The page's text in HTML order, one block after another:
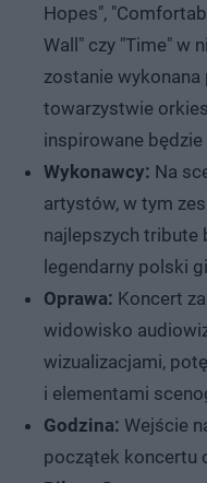
Hopes",
Wall" czy "Time" w
zostanie wykonana
towarzystwie
inspirowane
Wykonawcy: Na
artystów, w tym
najlepszych tribute
legendarny polski
Oprawa: Koncert
widowisko
wizualizacjami,
i elementami
Godzina: Wejście
początek koncertu